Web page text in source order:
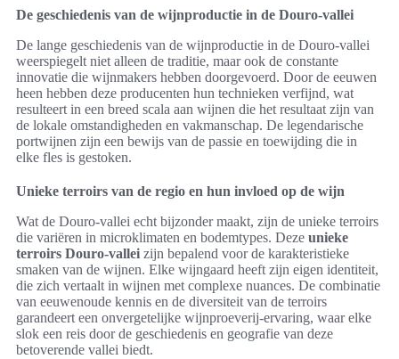
De geschiedenis van de wijnproductie in de Douro-vallei
De lange geschiedenis van de wijnproductie in de Douro-vallei
weerspiegelt niet alleen de traditie, maar ook de constante
innovatie die wijnmakers hebben doorgevoerd. Door de eeuwen
heen hebben deze producenten hun technieken verfijnd, wat
resulteert in een breed scala aan wijnen die het resultaat zijn van
de lokale omstandigheden en vakmanschap. De legendarische
portwijnen zijn een bewijs van de passie en toewijding die in
elke fles is gestoken.
Unieke terroirs van de regio en hun invloed op de wijn
Wat de Douro-vallei echt bijzonder maakt, zijn de unieke terroirs
die variëren in microklimaten en bodemtypes. Deze unieke
terroirs Douro-vallei zijn bepalend voor de karakteristieke
smaken van de wijnen. Elke wijngaard heeft zijn eigen identiteit,
die zich vertaalt in wijnen met complexe nuances. De combinatie
van eeuwenoude kennis en de diversiteit van de terroirs
garandeert een onvergetelijke wijnproeverij-ervaring, waar elke
slok een reis door de geschiedenis en geografie van deze
betoverende vallei biedt.